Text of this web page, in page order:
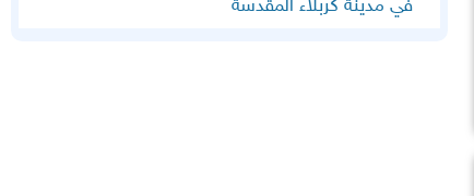
في مدينة كربلاء المقدسة